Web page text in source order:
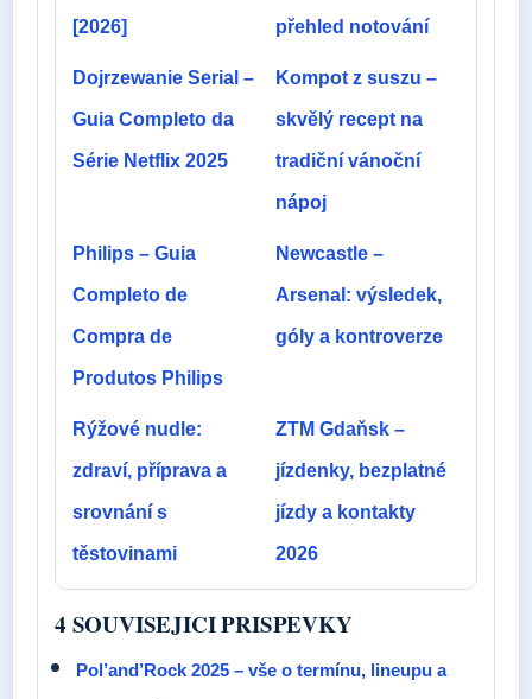
[2026] přehled notování
Dojrzewanie Serial –
Guia Completo da
Série Netflix 2025
Kompot z suszu –
skvělý recept na
tradiční vánoční
nápoj
Philips – Guia
Completo de
Compra de
Produtos Philips
Newcastle –
Arsenal: výsledek,
góly a kontroverze
Rýžové nudle:
zdraví, příprava a
srovnání s
těstovinami
ZTM Gdaňsk –
jízdenky, bezplatné
jízdy a kontakty
2026
4 SOUVISEJICI PRISPEVKY
Pol’and’Rock 2025 – vše o termínu, lineupu a